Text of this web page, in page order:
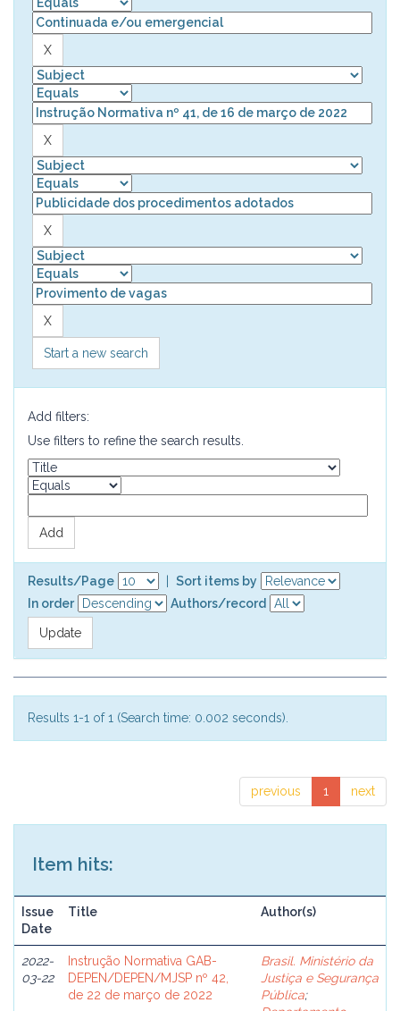
Start a new search
Add filters:
Use filters to refine the search results.
Results/Page
Sort items by
In order
Authors/record
Results 1-1 of 1 (Search time: 0.002 seconds).
previous 1 next
Item hits:
Issue
Date
Title Author(s)
2022-
03-22
Instrução Normativa GAB-
DEPEN/DEPEN/MJSP nº 42,
de 22 de março de 2022
Brasil. Ministério da
Justiça e Segurança
Pública;